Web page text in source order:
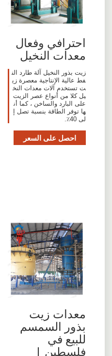
احترافي وفعال
معدات النخيل
زيت بذور النخيل آلة طارد الن
فط عالية الإنتاجية معصرة زي
ت تستخدم آلات معدات النخ
يل كلا من أنواع عصر الزيت
على البارد والساخن ، كما أن
ها توفر الطاقة بنسبة تصل إ
لى 40٪.
احصل على السعر
معدات زيت
بذور السمسم
للبيع في
فلسطين |